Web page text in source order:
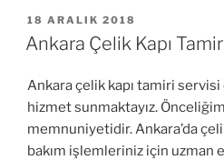
YAYIM
TARIHI
18 ARALIK 2018
Ankara Çelik Kapı
Ankara çelik kapı tamiri
hizmet sunmaktayız.
memnuniyetidir. Ankara’da
bakım işlemleriniz için uzman